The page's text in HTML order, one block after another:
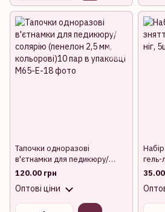
Тапочки одноразові
в'єтнамки для педикюру/
солярію (пенелон 2,5 мм,
кольорові)10 пар в упаковці
120.00 грн
Оптові ціни
гель-